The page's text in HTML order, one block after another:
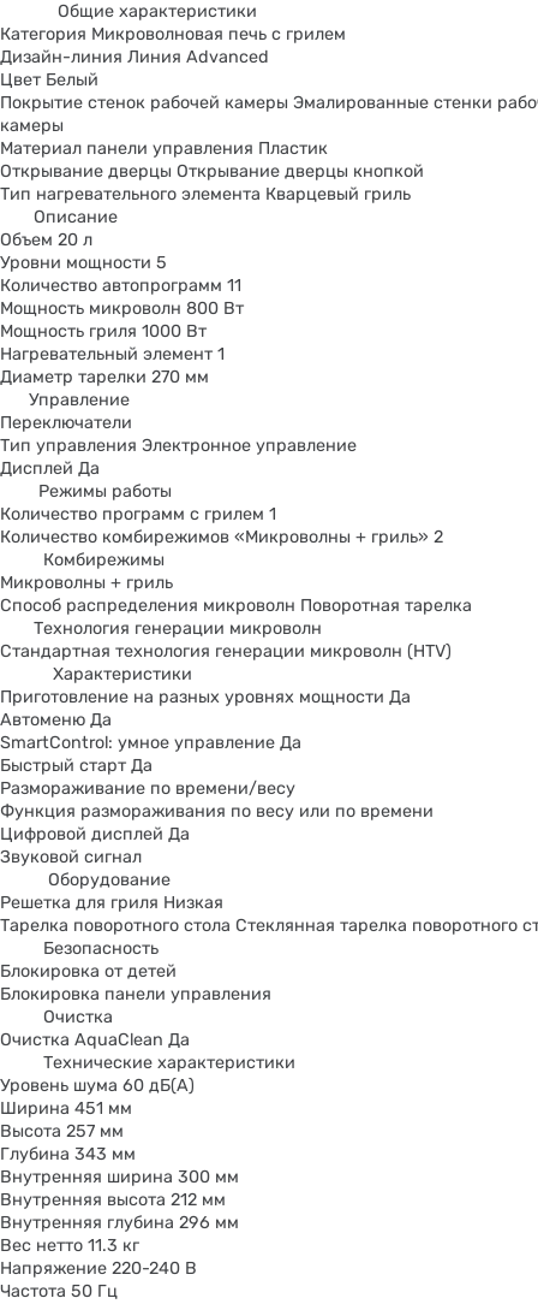
Общие характеристики
Категория Микроволновая печь с грилем
Дизайн-линия Линия Advanced
Цвет Белый
Покрытие стенок рабочей камеры Эмалированные стенки
камеры
Материал панели управления Пластик
Открывание дверцы Открывание дверцы кнопкой
Тип нагревательного элемента Кварцевый гриль
Описание
Объем 20 л
Уровни мощности 5
Количество автопрограмм 11
Мощность микроволн 800 Вт
Мощность гриля 1000 Вт
Нагревательный элемент 1
Диаметр тарелки 270 мм
Управление
Переключатели
Тип управления Электронное управление
Дисплей Да
Режимы работы
Количество программ с грилем 1
Количество комбирежимов «Микроволны + гриль» 2
Комбирежимы
Микроволны + гриль
Способ распределения микроволн Поворотная тарелка
Технология генерации микроволн
Стандартная технология генерации микроволн (HTV)
Характеристики
Приготовление на разных уровнях мощности Да
Автоменю Да
SmartControl: умное управление Да
Быстрый старт Да
Размораживание по времени/весу
Функция размораживания по весу или по времени
Цифровой дисплей Да
Звуковой сигнал
Оборудование
Решетка для гриля Низкая
Тарелка поворотного стола Стеклянная тарелка поворотного
Безопасность
Блокировка от детей
Блокировка панели управления
Oчистка
Очистка AquaClean Да
Технические характеристики
Уровень шума 60 дБ(А)
Ширина 451 мм
Высота 257 мм
Глубина 343 мм
Внутренняя ширина 300 мм
Внутренняя высота 212 мм
Внутренняя глубина 296 мм
Вес нетто 11.3 кг
Напряжение 220-240 B
Частота 50 Гц